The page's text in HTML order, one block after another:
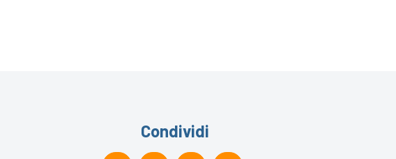
Condividi